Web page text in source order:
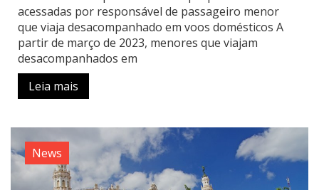
acessadas por responsável de passageiro menor
que viaja desacompanhado em voos domésticos A
partir de março de 2023, menores que viajam
desacompanhados em
Leia mais
News